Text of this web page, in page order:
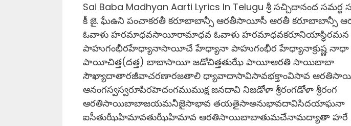
Sai Baba Madhyan Aarti Lyrics In Telugu శ్రీ సచ్చిదానంద
కీ జై. ఘే​​ఉని పంచాకరతీ కరూబాబాన్సీ ఆరతీసాయీసీ ఆరతీ కరూబాబాన్సీ
ఓవాళు హరమాధవసాయీరామాధవ ఓవాళు హరమాధవకరూనియాస్ధిరమన
పాహుగంభీరహేధ్యానాసాయీచే హేధ్యానా పాహుగంభీర హేధ్యానాక్రుష్ణ నాధా
పాయీచిత్త(దత్త) బాబాసాయీ జడోచిత్తతుఝే పాయీఆరతి సాయిబాబా
సౌఖ్యాదాతారజీవాచరణారజతాలి ధ్యావాదాసావిసావభక్తాంవిసావ
ఆనంగస్వస్వరూపిరహెదంగముముక్ష జనదావి నిజడోళా శ్రీరంగడోళా శ్రీరంగ
ఆరతిసాయిబాబాజయమనీజైసాభావ తయతైసా​​అనుభావదావిసిదయాఘనా
ఐసీతుఝీహిమావతుఝీహిమావ ఆరతిసాయిబాబాతుమచేనామద్యాతా హరే